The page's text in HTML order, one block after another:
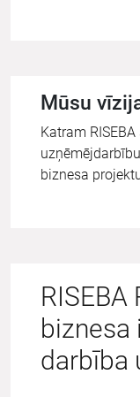
Mūsu
Katram
biznesa
RISEBA
biznesa
darbība